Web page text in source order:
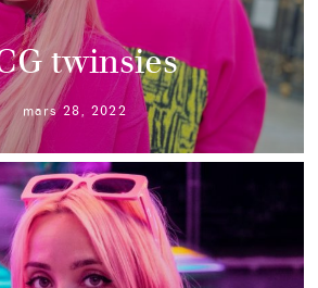
twinsies
mars 28, 2022